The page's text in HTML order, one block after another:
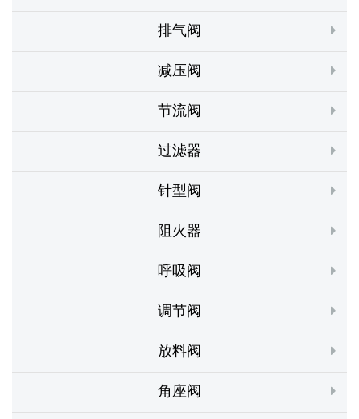
排气阀
减压阀
节流阀
过滤器
针型阀
阻火器
呼吸阀
调节阀
放料阀
角座阀